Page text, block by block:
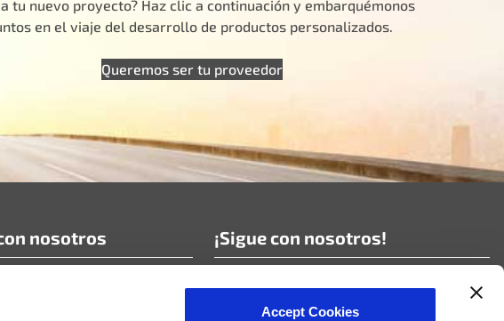
Accept Cookies
tu nuevo proyecto? Haz clic a continuación y embarquémonos
en el viaje del desarrollo de productos personalizados.
Queremos ser tu proveedor
nosotros ¡Sigue con nosotros!